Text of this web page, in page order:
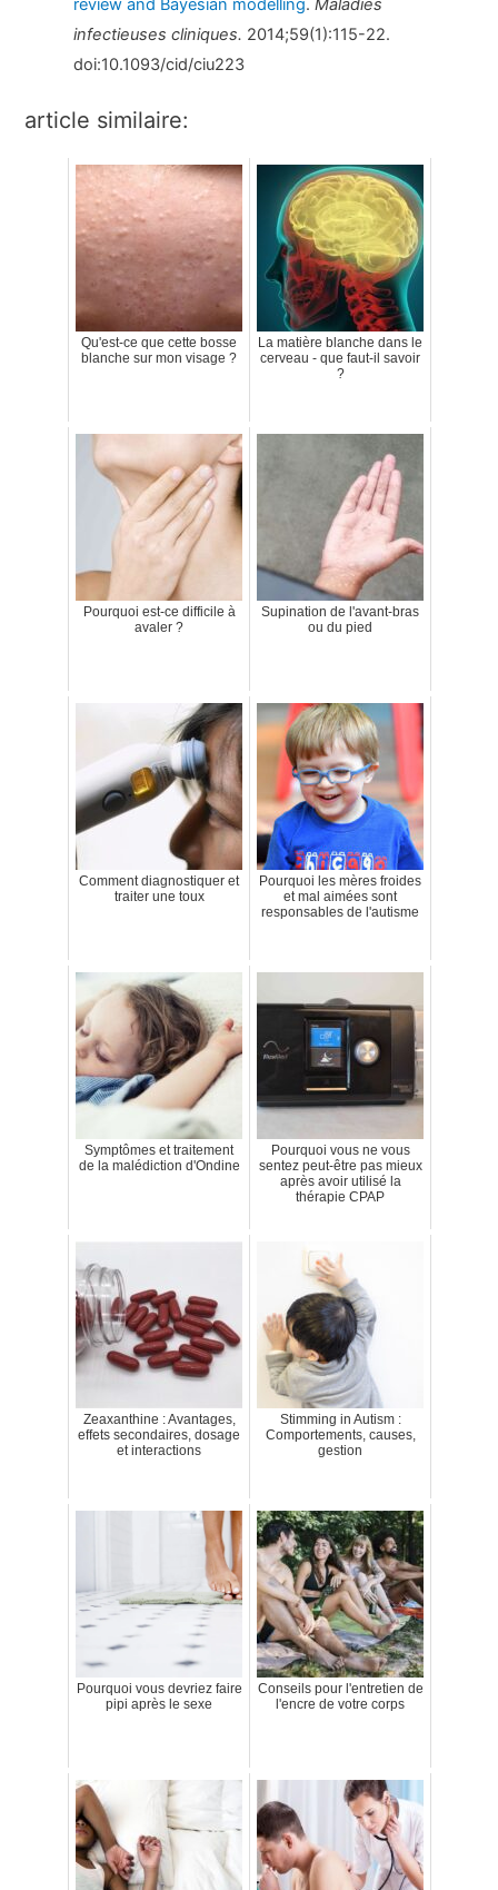
review and Bayesian modelling.Maladies
infectieuses cliniques. 2014;59(1):115-22.
doi:10.1093/cid/ciu223
article similaire:
Qu'est-ce que cette bosse
blanche sur mon visage ?
La matière blanche dans le
cerveau - que faut-il savoir
?
Pourquoi est-ce difficile à
avaler ?
Supination de l'avant-bras
ou du pied
Comment diagnostiquer et
traiter une toux
Pourquoi les mères froides
et mal aimées sont
responsables de l'autisme
Symptômes et traitement
de la malédiction d'Ondine
Pourquoi vous ne vous
sentez peut-être pas mieux
après avoir utilisé la
thérapie CPAP
Zeaxanthine : Avantages,
effets secondaires, dosage
et interactions
Stimming in Autism :
Comportements, causes,
gestion
Pourquoi vous devriez faire
pipi après le sexe
Conseils pour l'entretien de
l'encre de votre corps